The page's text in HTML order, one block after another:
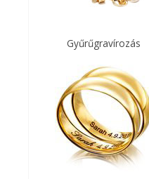
Gyűrűgravírozás